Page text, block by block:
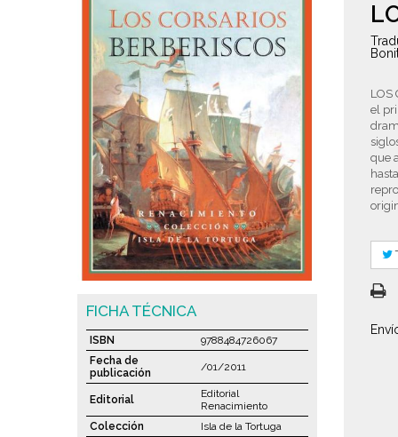
LOS
el
que
FICHA TÉCNICA
ISBN
9788484726067
Fecha de
publicación
/01/2011
Editorial
Editorial
Renacimiento
Colección
Isla de la Tortuga